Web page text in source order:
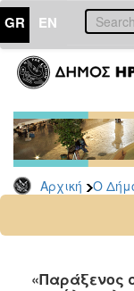
GR EN
Αρχική Ο
ΔΗΜΟΣ
Δελτία
Τύπου
Αρχείο
2026
2024
«Παράξενος